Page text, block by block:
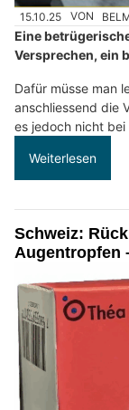
15.10.25 VON
Eine
Versprechen, ein
Dafür müsse man
anschliessend die
es jedoch nicht
Weiterlesen
Schweiz:
Augentropfen